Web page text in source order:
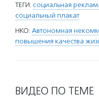
ТЕГИ: социальная
социальный плакат
НКО: Автономная
повышения качества
ВИДЕО ПО ТЕМЕ